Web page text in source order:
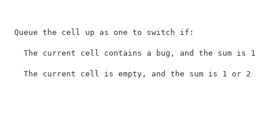
  Queue the cell up as one to switch if:
    The current cell contains a bug, and the sum is 1